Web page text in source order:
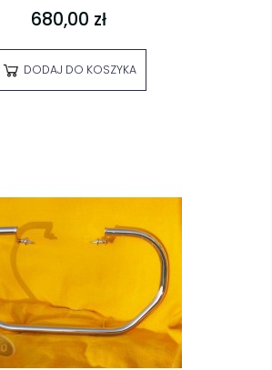
680,00 zł
DODAJ DO KOSZYKA